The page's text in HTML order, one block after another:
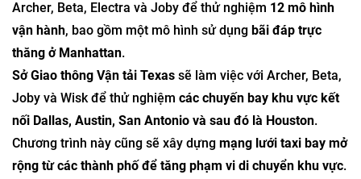
Archer, Beta, Electra và Joby để thử nghiệm 12 mô hình
vận hành, bao gồm một mô hình sử dụng bãi đáp trực
thăng ở Manhattan.
Sở Giao thông Vận tải Texas sẽ làm việc với Archer, Beta,
Joby và Wisk để thử nghiệm các chuyến bay khu vực kết
nối Dallas, Austin, San Antonio và sau đó là Houston.
Chương trình này cũng sẽ xây dựng mạng lưới taxi bay mở
rộng từ các thành phố để tăng phạm vi di chuyển khu vực.